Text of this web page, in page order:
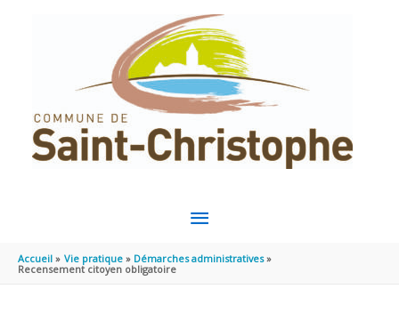
MENU
PRINCIPAL
Accueil Vie pratique
Démarches administratives
Recensement citoyen obligatoire